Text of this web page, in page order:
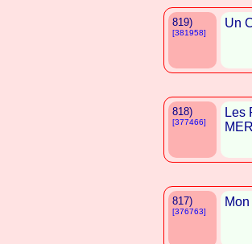
819)
[381958]
Un
818)
[377466]
Les
817)
[376763]